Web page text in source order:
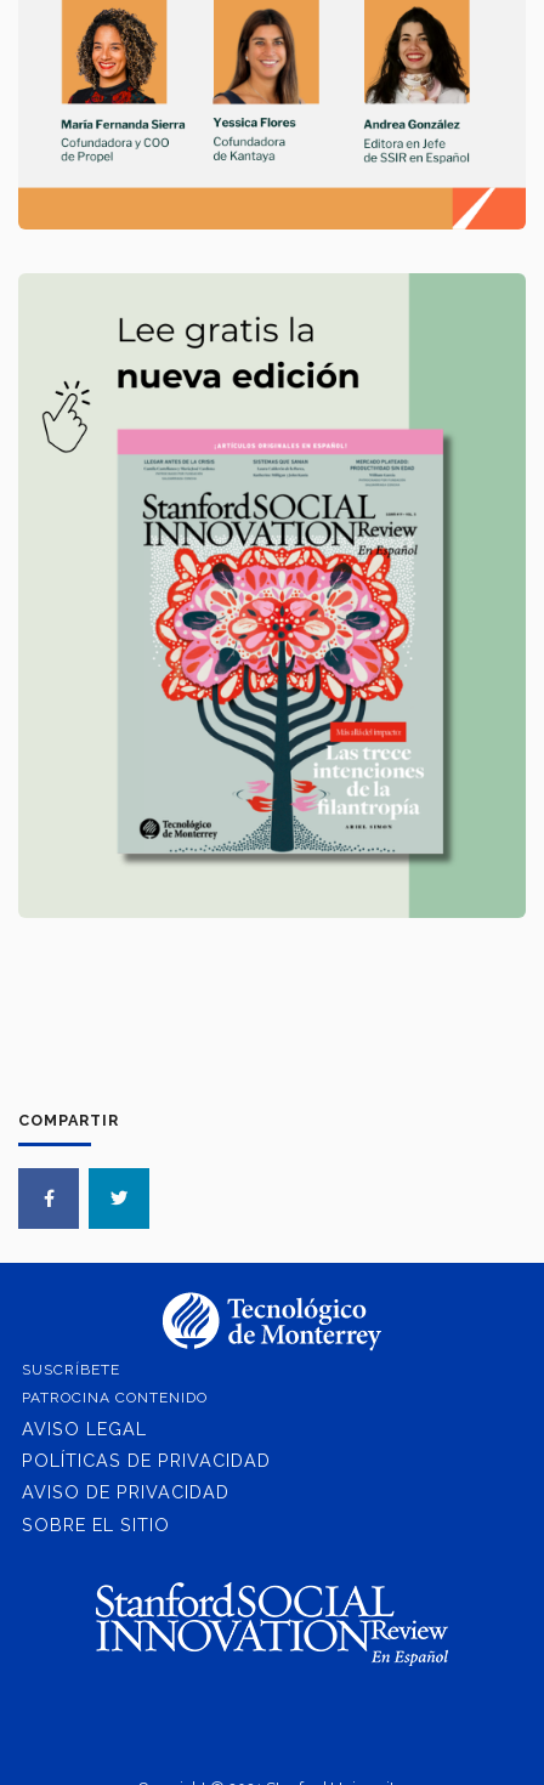
COMPARTIR
SUSCRÍBETE
PATROCINA CONTENIDO
AVISO LEGAL
POLÍTICAS DE PRIVACIDAD
AVISO DE PRIVACIDAD
SOBRE EL SITIO